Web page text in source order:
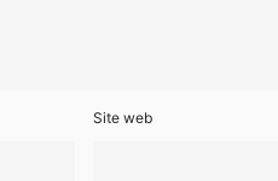
Site web